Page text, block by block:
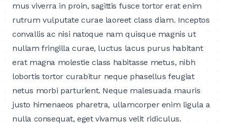
mus viverra in proin, sagittis fusce tortor erat enim
rutrum vulputate curae laoreet class diam. Inceptos
convallis ac nisi natoque nam quisque magnis ut
nullam fringilla curae, luctus lacus purus habitant
erat magna molestie class habitasse metus, nibh
lobortis tortor curabitur neque phasellus feugiat
netus morbi parturient. Neque malesuada mauris
justo himenaeos pharetra, ullamcorper enim ligula a
nulla consequat, eget vivamus velit ridiculus.